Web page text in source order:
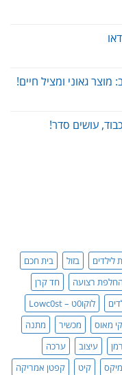
גאוני ומציל חיים!
עושים סדר!
לילדים בזול
בית חכם
החלפת רצועה
חד קרן
לוקו0ט – Lowc0st
מאוס מכשיר
מתנה
עיצוב
ערכה
קיט
קפטן אמריקה